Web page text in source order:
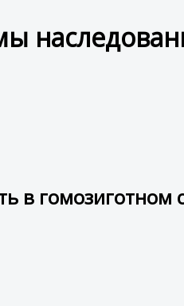
в гомозиготном